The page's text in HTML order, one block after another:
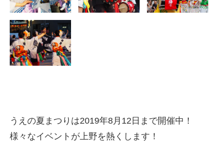
うえの夏まつりは2019年8月12日まで開催中！
様々なイベントが上野を熱くします！